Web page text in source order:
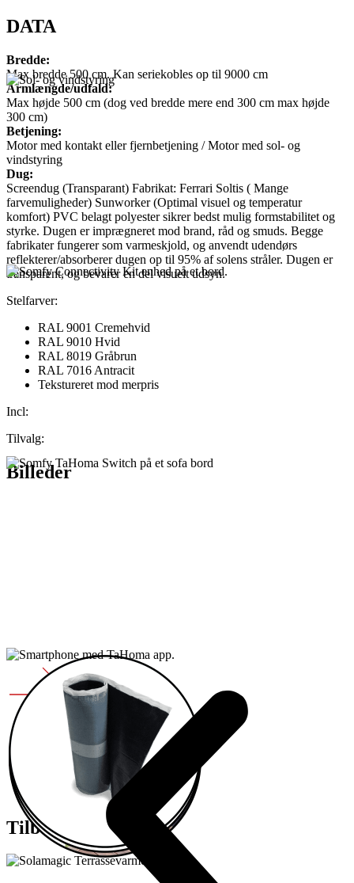
DATA
Bredde:
Max bredde 500 cm. Kan seriekobles op til 9000 cm
Armlængde/udfald:
Max højde 500 cm (dog ved bredde mere end 300 cm max højde
300 cm)
Betjening:
Motor med kontakt eller fjernbetjening /Motor med sol- og
vindstyring
Dug:
Screendug (Transparant) Fabrikat: Ferrari Soltis ( Mange
farvemuligheder) Sunworker (Optimal visuel og temperatur
komfort) PVC belagt polyester sikrer bedst mulig formstabilitet og
styrke. Dugen er imprægneret mod brand, råd og smuds. Begge
fabrikater fungerer som varmeskjold, og anvendt udendørs
reflekterer/absorberer dugen op til 95% af solens stråler. Dugen er
transparent, og bevarer en del visuelt udsyn.
Stelfarver:
RAL 9001 Cremehvid
RAL 9010 Hvid
RAL 8019 Gråbrun
RAL 7016 Antracit
Tekstureret mod merpris
Incl:
Tilvalg:
Billeder
Tilbehør